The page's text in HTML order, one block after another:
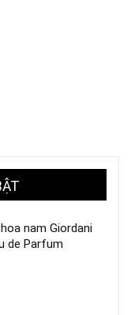
nam Giordani
de Parfum